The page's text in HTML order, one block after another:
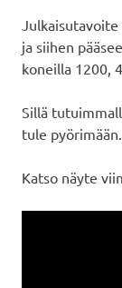
Julkaisutavoite
ja siihen
koneilla 1200,
Sillä
tule pyörimään.
Katso näyte